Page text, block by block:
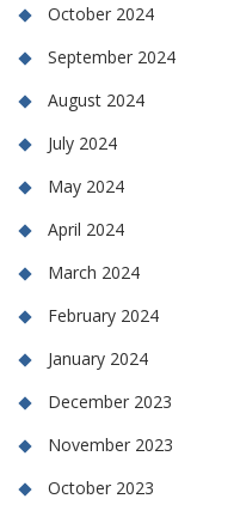
October 2024
September 2024
August 2024
July 2024
May 2024
April 2024
March 2024
February 2024
January 2024
December 2023
November 2023
October 2023